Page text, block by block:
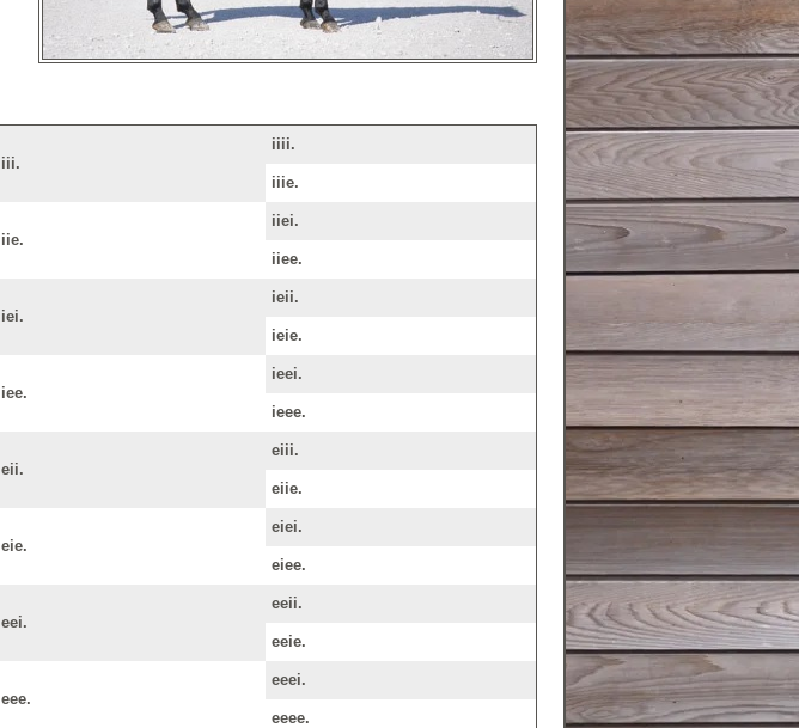
iii.
iiii.
iiie.
iie.
iiei.
iiee.
iei.
ieii.
ieie.
iee.
ieei.
ieee.
eii.
eiii.
eiie.
eie.
eiei.
eiee.
eei.
eeii.
eeie.
eee.
eeei.
eeee.